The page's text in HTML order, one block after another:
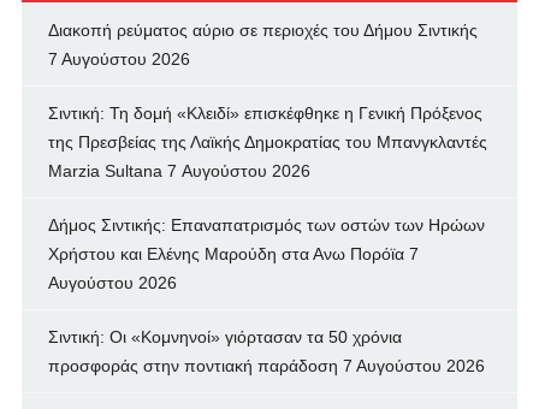
Διακοπή ρεύματος αύριο σε περιοχές του Δήμου Σιντικής
7 Αυγούστου 2026
Σιντική: Τη δομή «Κλειδί» επισκέφθηκε η Γενική Πρόξενος
της Πρεσβείας της Λαϊκής Δημοκρατίας του Μπανγκλαντές
Marzia Sultana 7 Αυγούστου 2026
Δήμος Σιντικής: Επαναπατρισμός των oστών των Ηρώων
Χρήστου και Ελένης Μαρούδη στα Ανω Πορόϊα 7
Αυγούστου 2026
Σιντική: Οι «Κομνηνοί» γιόρτασαν τα 50 χρόνια
προσφοράς στην ποντιακή παράδοση 7 Αυγούστου 2026